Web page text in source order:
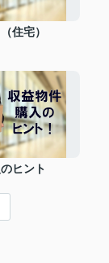
住宅）
ヒント